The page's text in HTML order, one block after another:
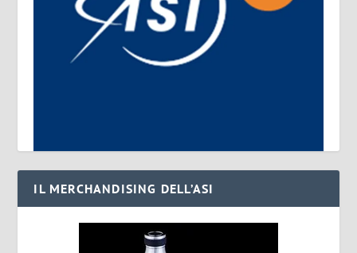
IL MERCHANDISING DELL’ASI